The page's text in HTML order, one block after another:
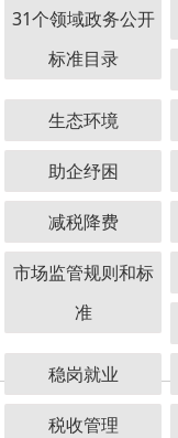
31个领域政务公开
标准目录
生态环境
助企纾困
减税降费
市场监管规则和标
准
稳岗就业
税收管理